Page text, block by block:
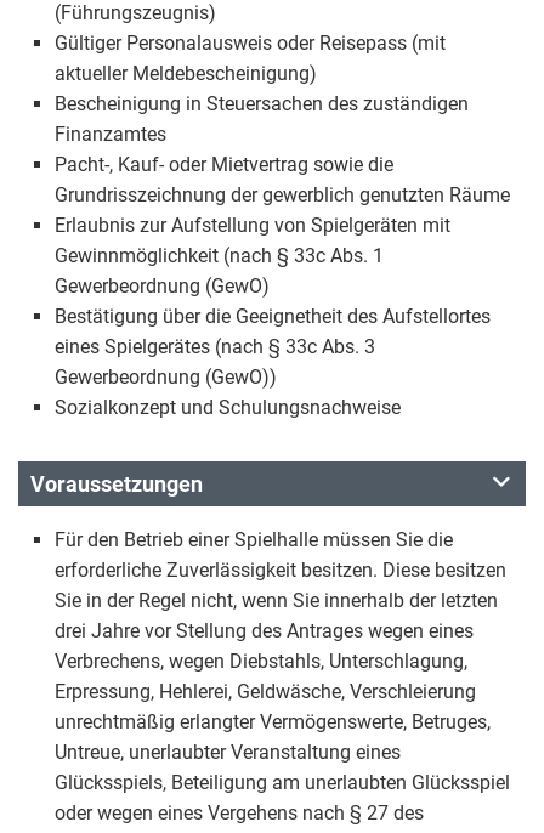
(Führungszeugnis)
Gültiger Personalausweis oder Reisepass (mit
aktueller Meldebescheinigung)
Bescheinigung in Steuersachen des zuständigen
Finanzamtes
Pacht-, Kauf- oder Mietvertrag sowie die
Grundrisszeichnung der gewerblich genutzten Räume
Erlaubnis zur Aufstellung von Spielgeräten mit
Gewinnmöglichkeit (nach § 33c Abs. 1
Gewerbeordnung (GewO)
Bestätigung über die Geeignetheit des Aufstellortes
eines Spielgerätes (nach § 33c Abs. 3
Gewerbeordnung (GewO))
Sozialkonzept und Schulungsnachweise
Voraussetzungen
Für den Betrieb einer Spielhalle müssen Sie die
erforderliche Zuverlässigkeit besitzen. Diese besitzen
Sie in der Regel nicht, wenn Sie innerhalb der letzten
drei Jahre vor Stellung des Antrages wegen eines
Verbrechens, wegen Diebstahls, Unterschlagung,
Erpressung, Hehlerei, Geldwäsche, Verschleierung
unrechtmäßig erlangter Vermögenswerte, Betruges,
Untreue, unerlaubter Veranstaltung eines
Glücksspiels, Beteiligung am unerlaubten Glücksspiel
oder wegen eines Vergehens nach § 27 des